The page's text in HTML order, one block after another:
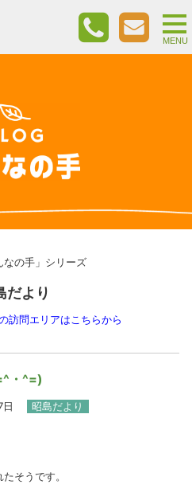
なの手」シリーズ
だより
訪問エリアはこちらから
・^=)
昭島だより
たそうです。
MENU